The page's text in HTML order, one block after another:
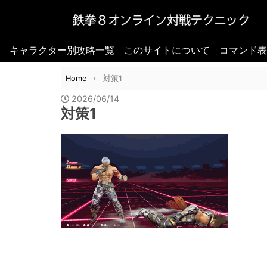
キャラクター別攻略一覧 このサイトについて コマンド
Home 対策1
2026/06/14
対策1